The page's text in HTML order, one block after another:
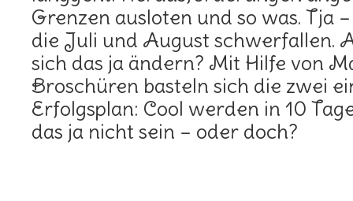
Grenzen ausloten und so was. Tja
die Juli und August schwerfallen.
sich das ja ändern? Mit Hilfe von
Broschüren basteln sich die zwei
Erfolgsplan: Cool werden in 10
das ja nicht sein – oder doch?